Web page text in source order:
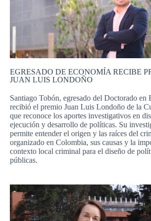
EGRESADO DE ECONOMÍA RECIBE
JUAN LUIS LONDOÑO
Santiago Tobón, egresado del Doctorado en
recibió el premio Juan Luis Londoño de la
que reconoce los aportes investigativos en
ejecución y desarrollo de políticas. Su
permite entender el origen y las raíces del
organizado en Colombia, sus causas y la
contexto local criminal para el diseño de
públicas.